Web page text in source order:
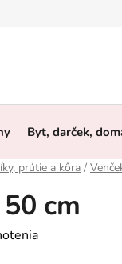
Obchodné
Byt, darček,
prútie a kôra /
cm